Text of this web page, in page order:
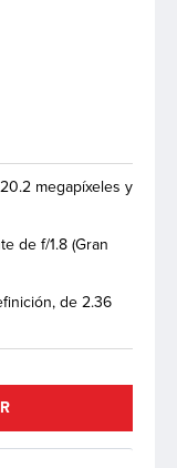
megapíxeles y
de f/1.8 (Gran
de 2.36